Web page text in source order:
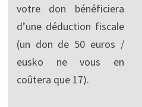
votre don bénéficiera
d’une déduction fiscale
(un don de 50 euros /
eusko ne vous en
coûtera que 17).